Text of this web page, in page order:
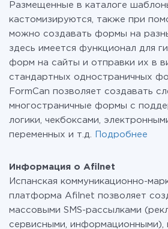
Размещенные в каталоге
кастомизируются, также при
можно создавать формы на
здесь имеется функционал для
форм на сайты и отправки их в
стандартных одностраничных
FormCan позволяет создавать
многостраничные формы с
логики, чекбоксами,
переменных и т.д.
Подробнее
Информация о Afilnet
Испанская коммуникационно-
платформа Afilnet позволяет
массовыми SMS-рассылками
сервисными, информационными),